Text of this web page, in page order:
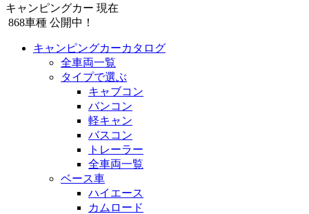
キャンピングカー 現在
868車種 公開中！
キャンピングカーカタログ
全車両一覧
タイプで選ぶ
キャブコン
バンコン
軽キャン
バスコン
トレーラー
全車両一覧
ベース車
ハイエース
カムロード